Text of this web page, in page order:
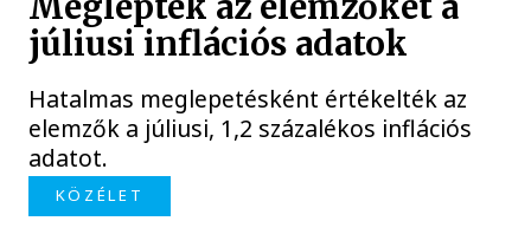
júliusi inflációs adatok
Hatalmas meglepetésként értékelték az
elemzők a júliusi, 1,2 százalékos inflációs
adatot.
KÖZÉLET